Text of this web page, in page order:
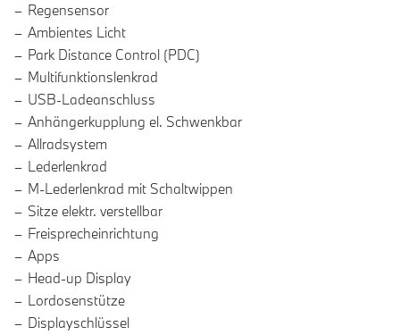
Regensensor
Ambientes Licht
Park Distance Control (PDC)
Multifunktionslenkrad
USB-Ladeanschluss
Anhängerkupplung el. Schwenkbar
Allradsystem
Lederlenkrad
M-Lederlenkrad mit Schaltwippen
Sitze elektr. verstellbar
Freisprecheinrichtung
Apps
Head-up Display
Lordosenstütze
Displayschlüssel